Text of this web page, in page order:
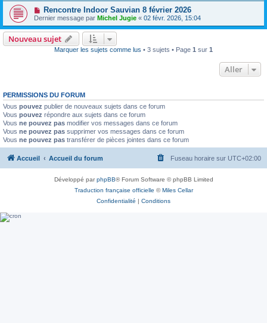
Rencontre Indoor Sauvian 8 février 2026
Dernier message par Michel Jugie « 02 févr. 2026, 15:04
Nouveau sujet
Marquer les sujets comme lus • 3 sujets • Page 1 sur 1
Aller
PERMISSIONS DU FORUM
Vous pouvez publier de nouveaux sujets dans ce forum
Vous pouvez répondre aux sujets dans ce forum
Vous ne pouvez pas modifier vos messages dans ce forum
Vous ne pouvez pas supprimer vos messages dans ce forum
Vous ne pouvez pas transférer de pièces jointes dans ce forum
Accueil Accueil du forum Fuseau horaire sur UTC+02:00
Développé parphpBB® Forum Software © phpBB Limited
Traduction française officielle ©Miles Cellar
Confidentialité | Conditions